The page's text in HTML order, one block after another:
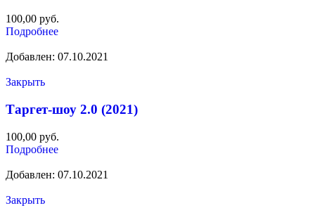
100,00 руб.
Подробнее
Добавлен: 07.10.2021
Закрыть
Таргет-шоу 2.0 (2021)
100,00 руб.
Подробнее
Добавлен: 07.10.2021
Закрыть